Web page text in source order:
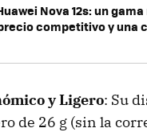
Nova 12s: un
competitivo y una
y Ligero: Su
de 26 g (sin la